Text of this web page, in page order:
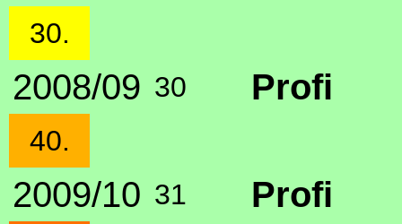
30.
2008/09 30 Profi
40.
2009/10 31 Profi